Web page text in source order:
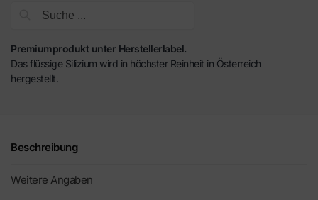
Premiumprodukt unter Herstellerlabel.
Das flüssige Silizium wird in höchster Reinheit in Österreich
hergestellt.
Beschreibung
Weitere Angaben